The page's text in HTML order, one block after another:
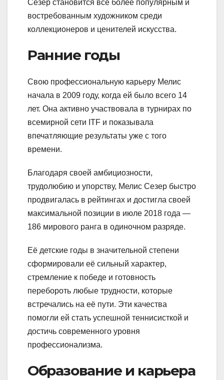
Сезер становится все более популярным и
востребованным художником среди
коллекционеров и ценителей искусства.
Ранние годы
Свою профессиональную карьеру Мелис
начала в 2009 году, когда ей было всего 14
лет. Она активно участвовала в турнирах по
всемирной сети ITF и показывала
впечатляющие результаты уже с того
времени.
Благодаря своей амбициозности,
трудолюбию и упорству, Мелис Сезер быстро
продвигалась в рейтингах и достигла своей
максимальной позиции в июле 2018 года —
186 мирового ранга в одиночном разряде.
Её детские годы в значительной степени
сформировали её сильный характер,
стремление к победе и готовность
перебороть любые трудности, которые
встречались на её пути. Эти качества
помогли ей стать успешной теннисисткой и
достичь современного уровня
профессионализма.
Образование и карьера